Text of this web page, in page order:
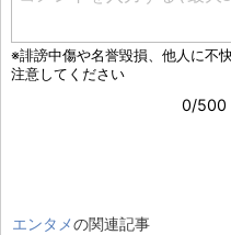
エンタメの関連記事